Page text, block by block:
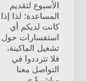
الأسبوع لتقديم
المساعدة؛ لذا إذا
كانت لديكم أي
استفسارات حول
تشغيل الماكينة،
فلا تترددوا في
التواصل معنا